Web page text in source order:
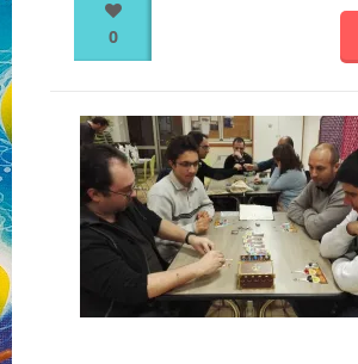
NOS PARTENAIRES
QUI SOMMES-NOUS ?
NOUS CONTACTER !
0